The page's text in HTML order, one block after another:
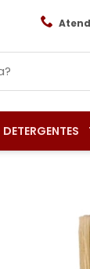
DETERGENTES